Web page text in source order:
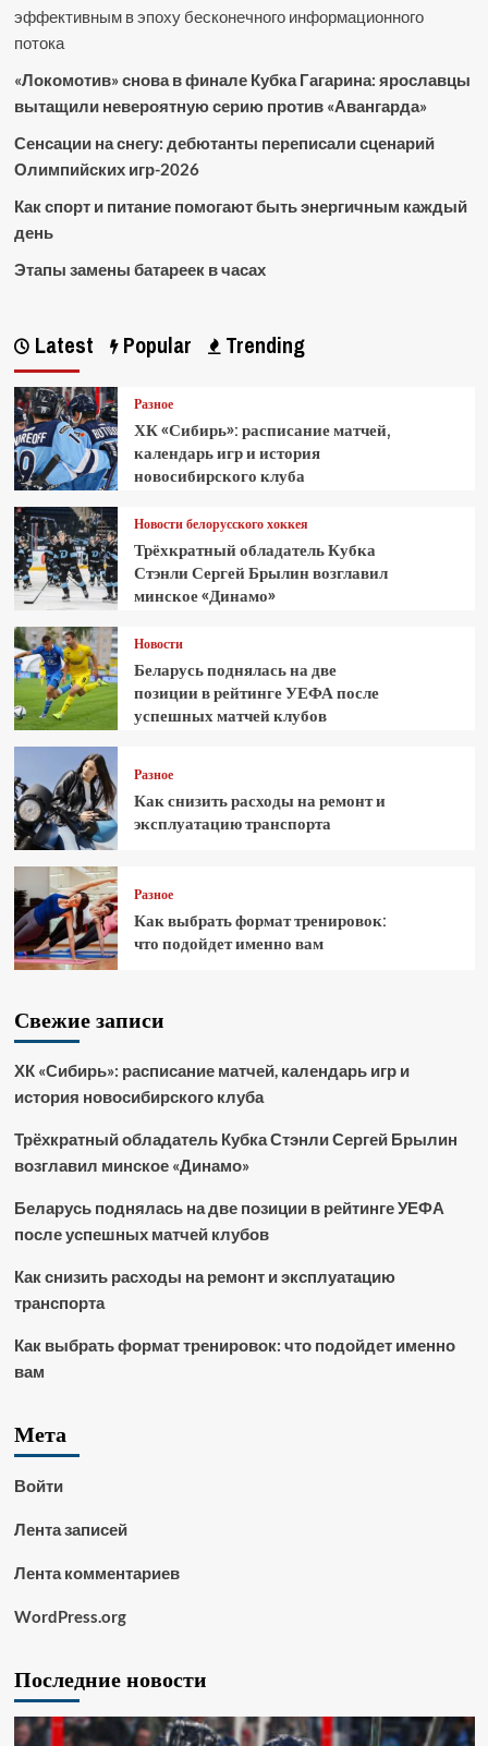
эффективным в эпоху бесконечного информационного
потока
«Локомотив» снова в финале Кубка Гагарина: ярославцы
вытащили невероятную серию против «Авангарда»
Сенсации на снегу: дебютанты переписали сценарий
Олимпийских игр-2026
Как спорт и питание помогают быть энергичным каждый
день
Этапы замены батареек в часах
Latest Popular Trending
Разное
ХК «Сибирь»: расписание матчей,
календарь игр и история
новосибирского клуба
Новости белорусского хоккея
Трёхкратный обладатель Кубка
Стэнли Сергей Брылин возглавил
минское «Динамо»
Новости
Беларусь поднялась на две
позиции в рейтинге УЕФА после
успешных матчей клубов
Разное
Как снизить расходы на ремонт и
эксплуатацию транспорта
Разное
Как выбрать формат тренировок:
что подойдет именно вам
Свежие записи
ХК «Сибирь»: расписание матчей, календарь игр и
история новосибирского клуба
Трёхкратный обладатель Кубка Стэнли Сергей Брылин
возглавил минское «Динамо»
Беларусь поднялась на две позиции в рейтинге УЕФА
после успешных матчей клубов
Как снизить расходы на ремонт и эксплуатацию
транспорта
Как выбрать формат тренировок: что подойдет именно
вам
Мета
Войти
Лента записей
Лента комментариев
WordPress.org
Последние новости